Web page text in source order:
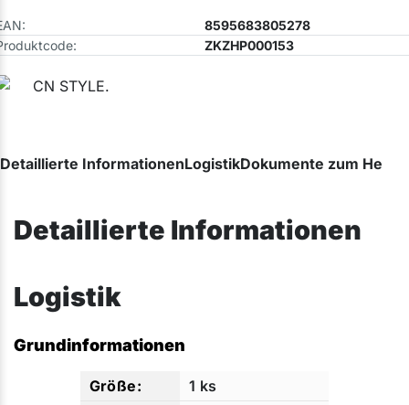
8595683805278
ZKZHP000153
Detaillierte InformationenLogistikDokumente zum
Detaillierte Informationen
Logistik
Grundinformationen
1 ks